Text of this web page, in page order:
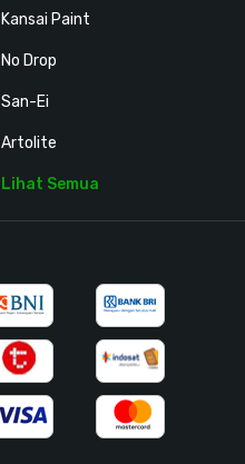
Kansai Paint
No Drop
San-Ei
Artolite
Lihat Semua